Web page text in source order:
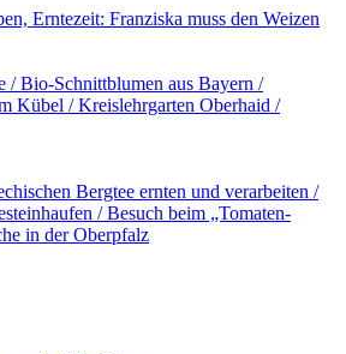
Erntezeit: Franziska muss den Weizen
/​ Bio-Schnittblumen aus Bayern /​
Kübel /​ Kreislehrgarten Oberhaid /​
Bergtee ernten und verarbeiten /​
/​ Besuch beim „Tomaten-
in der Oberpfalz